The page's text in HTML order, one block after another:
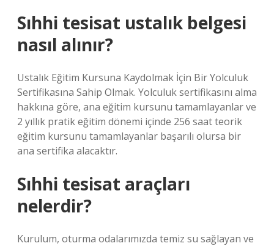
Sıhhi tesisat ustalık belgesi
nasıl alınır?
Ustalık Eğitim Kursuna Kaydolmak İçin Bir Yolculuk
Sertifikasına Sahip Olmak. Yolculuk sertifikasını alma
hakkına göre, ana eğitim kursunu tamamlayanlar ve
2 yıllık pratik eğitim dönemi içinde 256 saat teorik
eğitim kursunu tamamlayanlar başarılı olursa bir
ana sertifika alacaktır.
Sıhhi tesisat araçları
nelerdir?
Kurulum, oturma odalarımızda temiz su sağlayan ve